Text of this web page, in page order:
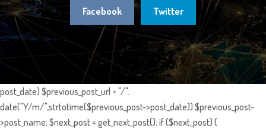
Facebook Twitter
post_date) $previous_post_url = "/".
date("Y/m/",strtotime($previous_post->post_date)).$previous_post-
>post_name; $next_post = get_next_post(); if ($next_post) {